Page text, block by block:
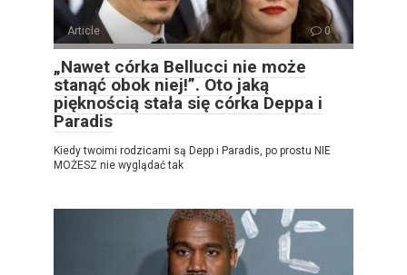
Article 0
„Nawet córka Bellucci nie może
stanąć obok niej!”. Oto jaką
pięknością stała się córka Deppa i
Paradis
Kiedy twoimi rodzicami są Depp i Paradis, po prostu NIE
MOŻESZ nie wyglądać tak